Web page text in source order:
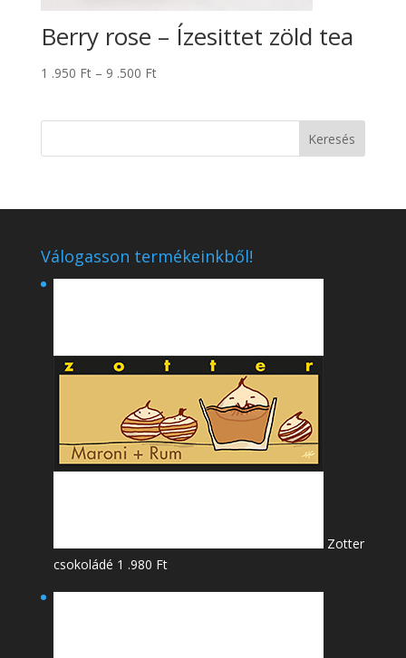
Berry rose – Ízesittet zöld tea
1 .950 Ft – 9 .500 FtÁrtartomány:
9
Válogasson termékeinkből!
Zotter
csokoládé 1 .980 Ft